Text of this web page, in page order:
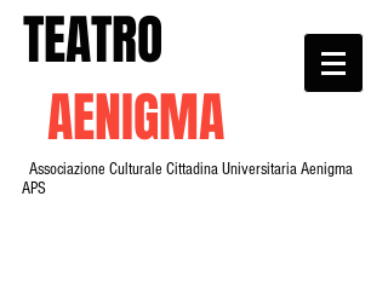
TEATRO
AENIGMA
Associazione Culturale Cittadina Universitaria Aenigma
APS